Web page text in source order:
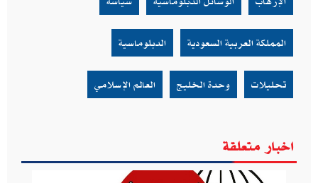
الدبلوماسية المملكة العربية السعودية
العالم الإسلامي وحدة الخليج تحليلات
اخبار متعلقة